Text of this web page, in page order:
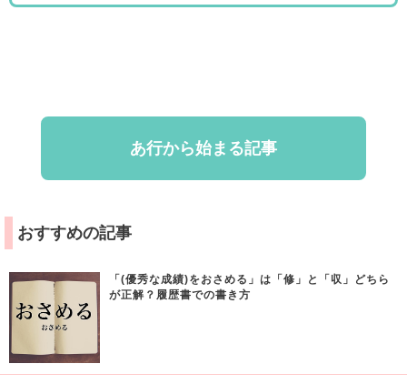
あ行から始まる記事
おすすめの記事
「(優秀な成績)をおさめる」は「修」と「収」どちら
が正解？履歴書での書き方